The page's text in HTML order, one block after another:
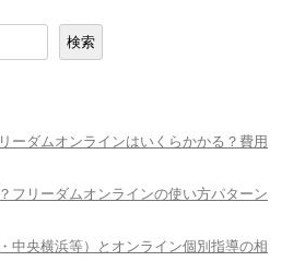
検索
ダムオンラインはいくらかかる？費用
フリーダムオンラインの使い方パターン
中央横浜等）とオンライン個別指導の相